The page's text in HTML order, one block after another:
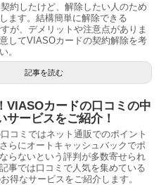
約したけど、解除したい人のため
ます。結構簡単に解除できる
が、デメリットや注意点がありま
してVIASOカードの契約解除を考
。
記事を読む
VIASOカードの口コミの中
サービスをご紹介！
コミではネット通販でのポイント
らにオートキャッシュバックでポ
らないという評判が多数寄せられ
事では口コミで人気を集めている
得なサービスをご紹介します。